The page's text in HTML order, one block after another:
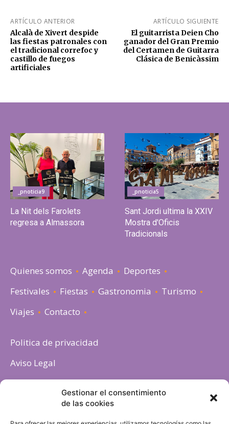
Gestionar el consentimiento
de las cookies
ARTÍCULO ANTERIOR
Alcalà de Xivert despide
las fiestas patronales con
el tradicional correfoc y
castillo de fuegos
artificiales
ARTÍCULO SIGUIENTE
El guitarrista Deien Cho
ganador del Gran Premio
del Certamen de Guitarra
Clásica de Benicàssim
_pnoticia9
La Nit dels Farolets
regresa a Almassora
_pnoticia5
Sant Jordi ultima la XXIV
Mostra d'Oficis
Tradicionals
Quienes somos Agenda
Deportes
Festivales
Fiestas Gastronomia
Turismo
Viajes
Contacto
Politica de privacidad
Aviso Legal
Política de cookies